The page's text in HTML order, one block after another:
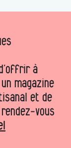
à
magazine
et de
vous